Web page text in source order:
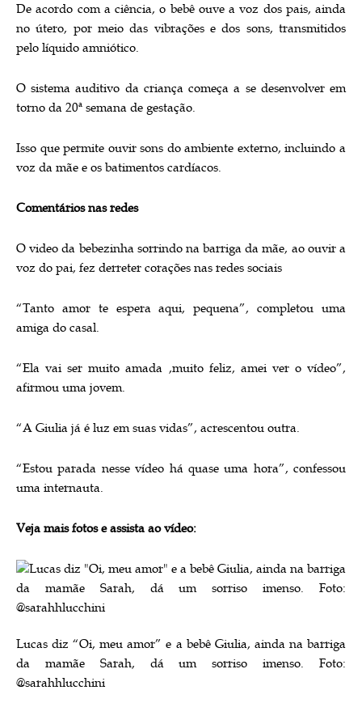
De acordo com a ciência, o bebê ouve a voz dos pais, ainda
no útero, por meio das vibrações e dos sons, transmitidos
pelo líquido amniótico.
O sistema auditivo da criança começa a se desenvolver em
torno da 20ª semana de gestação.
Isso que permite ouvir sons do ambiente externo, incluindo a
voz da mãe e os batimentos cardíacos.
Comentários nas redes
O video da bebezinha sorrindo na barriga da mãe, ao ouvir a
voz do pai, fez derreter corações nas redes sociais
“Tanto amor te espera aqui, pequena”, completou uma
amiga do casal.
“Ela vai ser muito amada ,muito feliz, amei ver o vídeo”,
afirmou uma jovem.
“A Giulia já é luz em suas vidas”, acrescentou outra.
“Estou parada nesse vídeo há quase uma hora”, confessou
uma internauta.
Veja mais fotos e assista ao vídeo:
Lucas diz “Oi, meu amor” e a bebê Giulia, ainda na barriga
da mamãe Sarah, dá um sorriso imenso. Foto:
@sarahhlucchini